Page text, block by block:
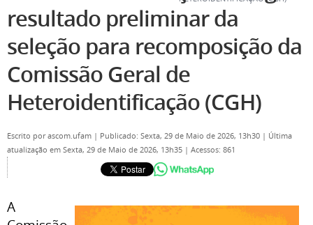
resultado preliminar da
seleção para recomposição da
Comissão Geral de
Heteroidentificação (CGH)
Escrito porascom.ufam | Publicado: Sexta, 29 de Maio de 2026, 13h30 | Última
atualização em Sexta, 29 de Maio de 2026, 13h35 | Acessos: 861
A